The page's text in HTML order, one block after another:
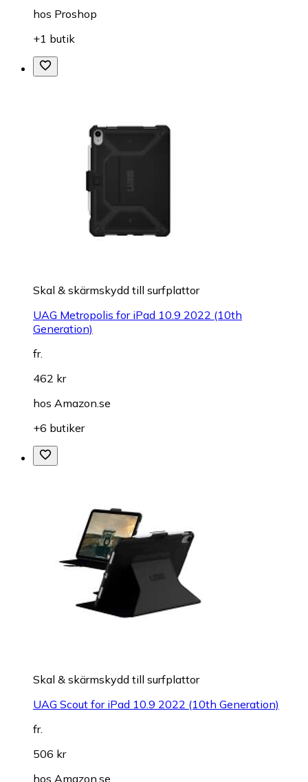
hos Proshop
+1 butik
Skal & skärmskydd till surfplattor
UAG Metropolis for iPad 10.9 2022 (10th
Generation)
fr.
462 kr
hos Amazon.se
+6 butiker
Skal & skärmskydd till surfplattor
UAG Scout for iPad 10.9 2022 (10th Generation)
fr.
506 kr
hos Amazon.se